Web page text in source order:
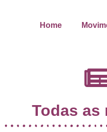
Home
Todas as